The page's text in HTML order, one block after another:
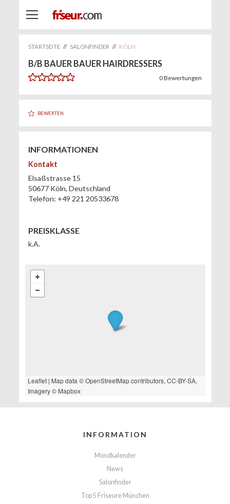
STARTSEITE // SALONFINDER // KÖLN
B/B BAUER BAUER HAIRDRESSERS
0Bewertungen
BEWERTEN
INFORMATIONEN
Kontakt
Elsaßstrasse 15
50677 Köln, Deutschland
Telefon: +49 221 20533678
PREISKLASSE
k.A.
Leaflet| Map data ©OpenStreetMapcontributors, CC-BY-SA,
Imagery © Mapbox
INFORMATION
Mondkalender
News
Salonfinder
Top 5 Friseure München